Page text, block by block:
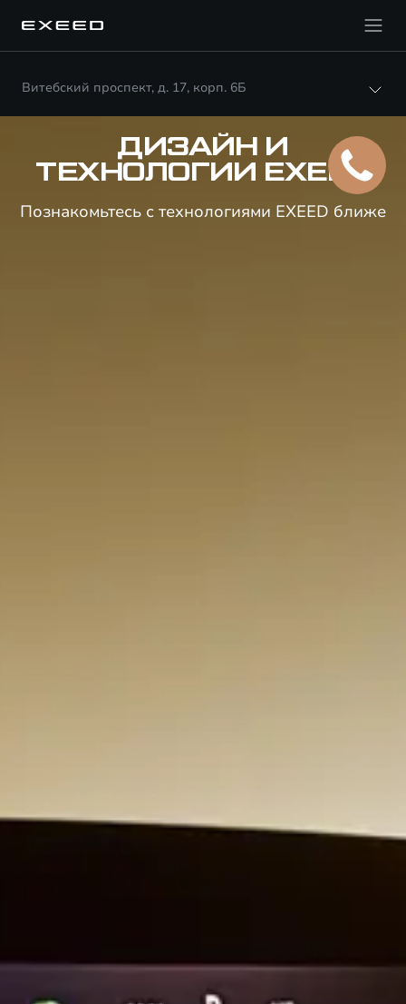
Витебский проспект, д. 17, корп. 6Б
ДИЗАЙН И
ТЕХНОЛОГИИ EXEED
Познакомьтесь с технологиями EXEED ближе